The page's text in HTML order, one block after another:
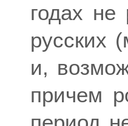
годах
русских
и,
причем